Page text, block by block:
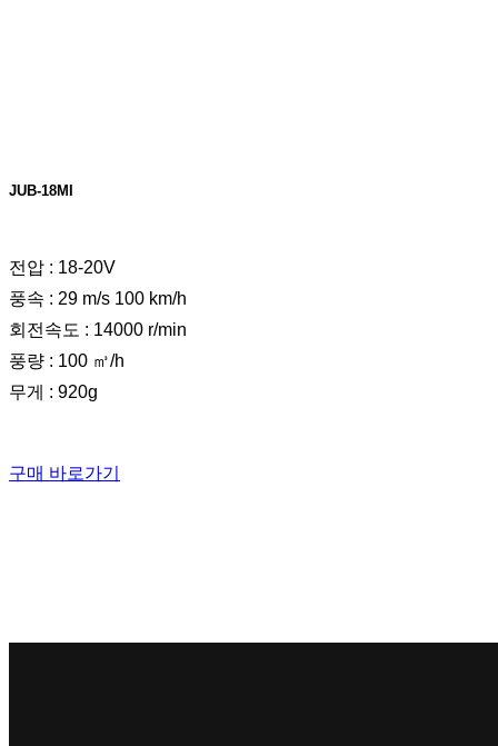
JUB-18MI
전압 : 18-20V
풍속 : 29 m/s 100 km/h
회전속도 : 14000 r/min
풍량 : 100 ㎥/h
무게 : 920g
구매 바로가기